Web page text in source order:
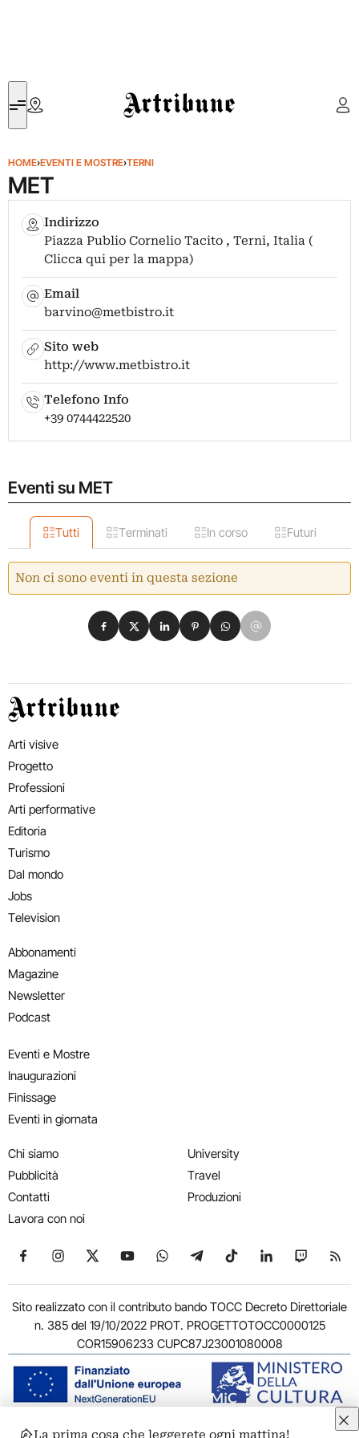
Artribune
HOME›EVENTI E MOSTRE›TERNI
MET
Indirizzo
Piazza Publio Cornelio Tacito , Terni, Italia (
Clicca qui per la mappa)
Email
barvino@metbistro.it
Sito web
http://www.metbistro.it
Telefono Info
+39 0744422520
Eventi su MET
Tutti Terminati In corso Futuri
Non ci sono eventi in questa sezione
Condividi su Facebook
Condividi su X
Condividi su LinkedIn
Condividi su Pinterest
Condividi su WhatsApp
Condividi su Email
Artribune
Arti visive
Progetto
Professioni
Arti performative
Editoria
Turismo
Dal mondo
Jobs
Television
Abbonamenti
Magazine
Newsletter
Podcast
Eventi e Mostre
Inaugurazioni
Finissage
Eventi in giornata
Chi siamo
Pubblicità
Contatti
Lavora con noi
University
Travel
Produzioni
Seguici su Facebook
Seguici su Instagram
Seguici su X
Seguici su YouTube
Seguici su WhatsApp
Seguici su Telegram
Seguici su TikTok
Seguici su
Seguici
Sito realizzato con il contributo bando TOCC Decreto Direttoriale
n. 385 del 19/10/2022 PROT. PROGETTOTOCC0000125
COR15906233 CUPC87J23001080008
La prima cosa che leggerete ogni mattina!